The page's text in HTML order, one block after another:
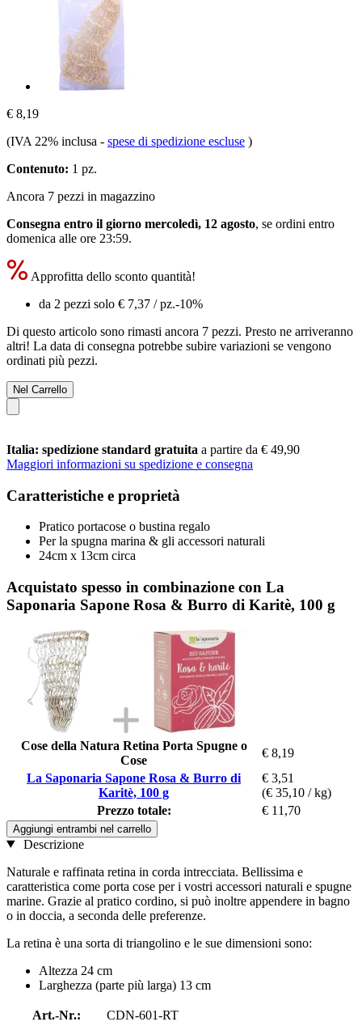
€ 8,19
(IVA 22% inclusa - spese di spedizione escluse )
Contenuto: 1 pz.
Ancora 7 pezzi in magazzino
Consegna entro il giorno mercoledì, 12 agosto, se ordini entro
domenica alle ore 23:59.
Approfitta dello sconto quantità!
da 2 pezzi solo € 7,37 / pz.-10%
Di questo articolo sono rimasti ancora 7 pezzi. Presto ne arriveranno
altri! La data di consegna potrebbe subire variazioni se vengono
ordinati più pezzi.
Nel Carrello
Italia: spedizione standard gratuita a partire da € 49,90
Maggiori informazioni su spedizione e consegna
Caratteristiche e proprietà
Pratico portacose o bustina regalo
Per la spugna marina & gli accessori naturali
24cm x 13cm circa
Acquistato spesso in combinazione con La
Saponaria Sapone Rosa & Burro di Karitè, 100 g
Cose della Natura Retina Porta Spugne o
Cose
€ 8,19
La Saponaria Sapone Rosa & Burro di
Karitè, 100 g
€ 3,51
(€ 35,10 / kg)
Prezzo totale:
€ 11,70
Aggiungi entrambi nel carrello
Descrizione
Naturale e raffinata retina in corda intrecciata. Bellissima e
caratteristica come porta cose per i vostri accessori naturali e spugne
marine. Grazie al pratico cordino, si può inoltre appendere in bagno
o in doccia, a seconda delle preferenze.
La retina è una sorta di triangolino e le sue dimensioni sono:
Altezza 24 cm
Larghezza (parte più larga) 13 cm
Art.-Nr.:
CDN-601-RT